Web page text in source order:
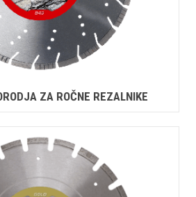
ZA ROČNE REZALNIKE